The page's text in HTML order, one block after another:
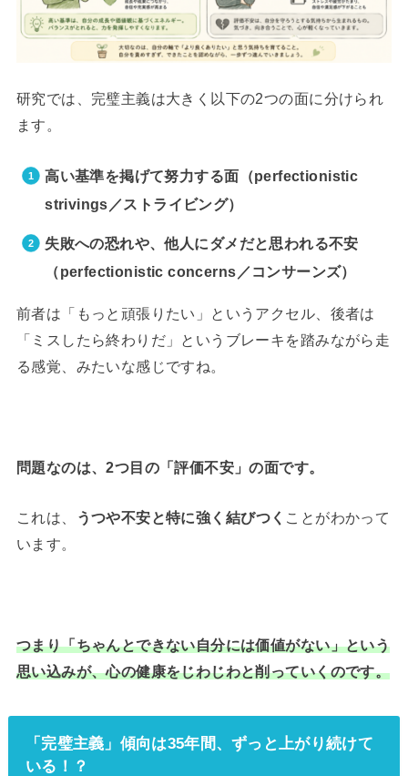
研究では、完璧主義は大きく以下の2つの面に分けられ
ます。
高い基準を掲げて努力する面（perfectionistic
strivings／ストライビング）
失敗への恐れや、他人にダメだと思われる不安
（perfectionistic concerns／コンサーンズ）
前者は「もっと頑張りたい」というアクセル、後者は
「ミスしたら終わりだ」というブレーキを踏みながら走
る感覚、みたいな感じですね。
問題なのは、2つ目の「評価不安」の面です。
これは、 うつや不安と特に強く結びつく ことがわかって
います。
つまり「ちゃんとできない自分には価値がない」という
思い込みが、心の健康をじわじわと削っていくのです。
「完璧主義」傾向は35年間、ずっと上がり続けて
いる！？